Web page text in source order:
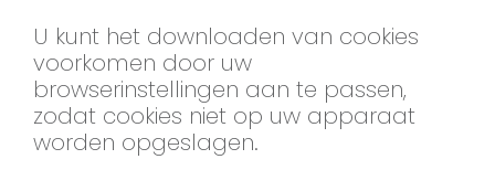
U kunt het downloaden van cookies
voorkomen door uw
browserinstellingen aan te passen,
zodat cookies niet op uw apparaat
worden opgeslagen.